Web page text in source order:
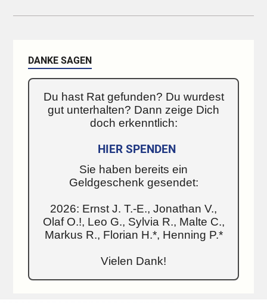
DANKE SAGEN
Du hast Rat gefunden? Du wurdest
gut unterhalten? Dann zeige Dich
doch erkenntlich:
HIER SPENDEN
Sie haben bereits ein
Geldgeschenk gesendet:
2026: Ernst J. T.-E., Jonathan V.,
Olaf O.!, Leo G., Sylvia R., Malte C.,
Markus R., Florian H.*, Henning P.*
Vielen Dank!